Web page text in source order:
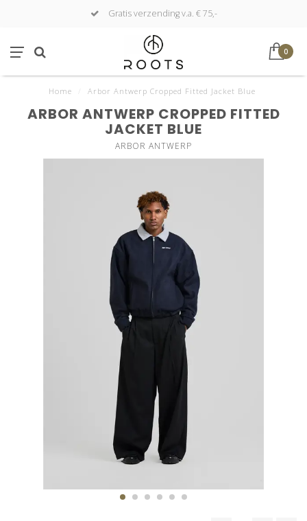
Gratis verzending v.a. € 75,-
0
Home Arbor Antwerp Cropped Fitted Jacket Blue
ARBOR ANTWERP CROPPED FITTED
JACKET BLUE
ARBOR ANTWERP